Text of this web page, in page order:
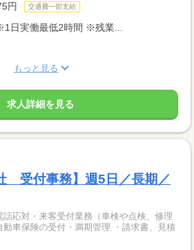
円 交通費一部支給
日実働最低2時間 ※残業...
もっと見る
求人詳細を見る
受付事務】週5日／長期／
話応対・来客受付業務（車検や点検、修理
車保険の受付・満期管理 ・請求書、見積